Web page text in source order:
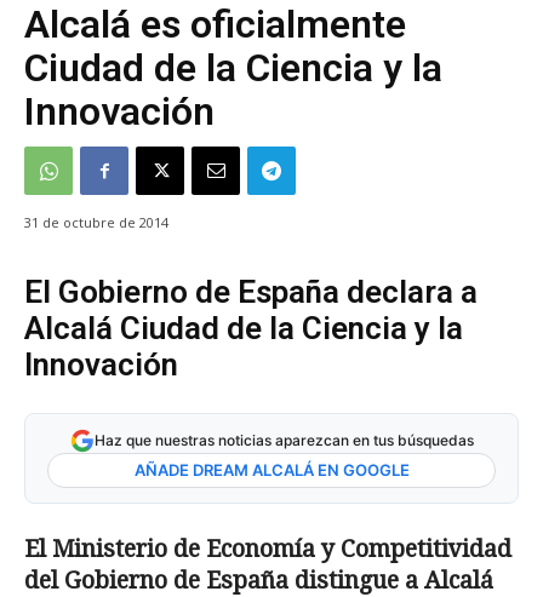
Alcalá es oficialmente
Ciudad de la Ciencia y la
Innovación
31 de octubre de 2014
El Gobierno de España declara a
Alcalá Ciudad de la Ciencia y la
Innovación
Haz que nuestras noticias aparezcan en tus búsquedas
AÑADE DREAM ALCALÁ EN GOOGLE
El Ministerio de Economía y Competitividad
del Gobierno de España distingue a Alcalá